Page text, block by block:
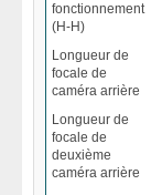
fonctionnement
(H-H)
Longueur de
focale de
caméra arrière
Longueur de
focale de
deuxième
caméra arrière